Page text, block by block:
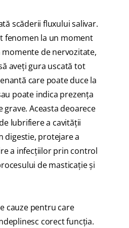
scăderii fluxului salivar.
fenomen la un moment
de nervozitate,
aveţi gura uscată tot
care poate duce la
poate indica prezenţa
Aceasta deoarece
lubrifiere a cavităţii
digestie, protejare a
a infecţiilor prin control
de masticaţie şi
cauze pentru care
corect funcţia.